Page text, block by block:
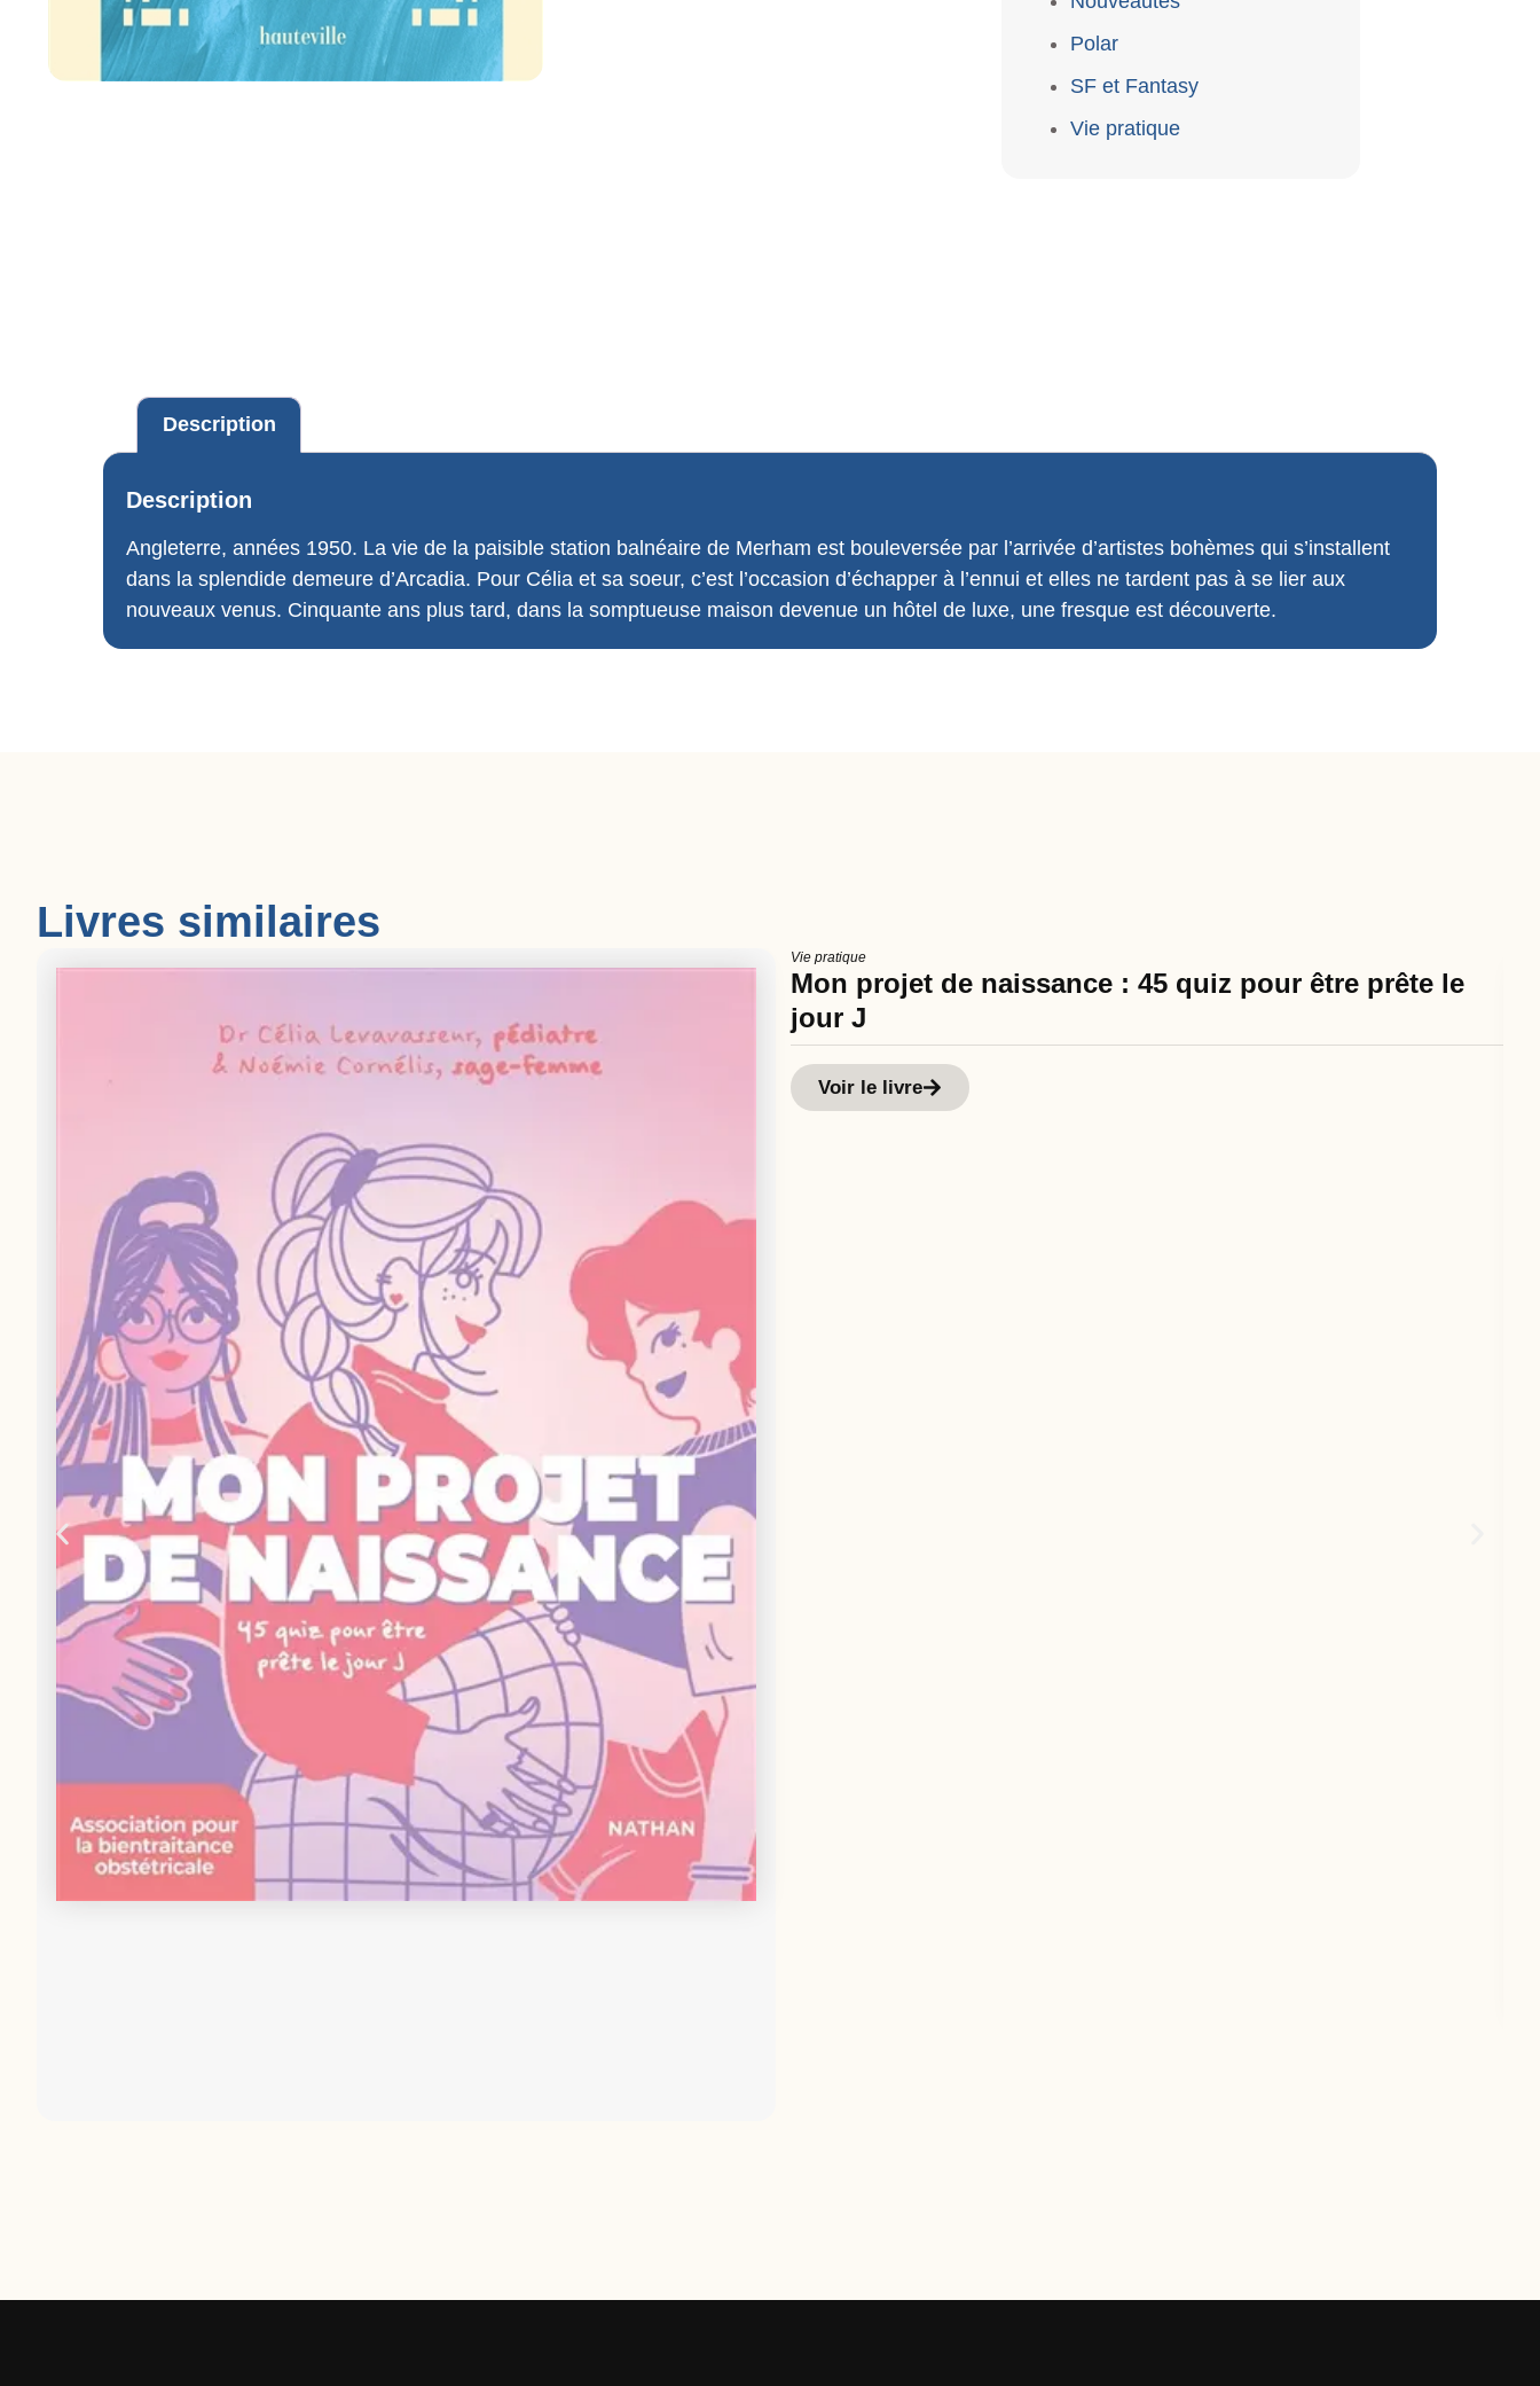
Polar
SF et Fantasy
Vie pratique
Description
Description
Angleterre, années 1950. La vie de la paisible station balnéaire de Merham est bouleversée par l’arrivée d’artistes bohèmes qui s’installent
dans la splendide demeure d’Arcadia. Pour Célia et sa soeur, c’est l’occasion d’échapper à l’ennui et elles ne tardent pas à se lier aux
nouveaux venus. Cinquante ans plus tard, dans la somptueuse maison devenue un hôtel de luxe, une fresque est découverte.
Livres similaires
Vie pratique
Mon projet de naissance : 45 quiz pour être prête le
jour J
Voir le livre